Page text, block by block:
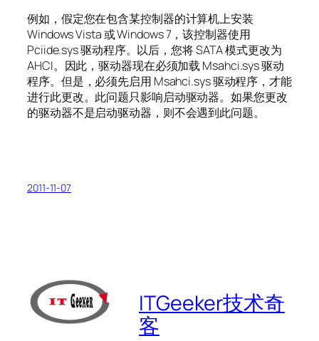
例如，假定您在包含某控制器的计算机上安装
Windows Vista 或 Windows 7，该控制器使用
Pciide.sys 驱动程序。以后，您将 SATA 模式更改为
AHCI。因此，驱动器现在必须加载 Msahci.sys 驱动
程序。但是，必须先启用 Msahci.sys 驱动程序，才能
进行此更改。此问题只影响启动驱动器。如果您更改
的驱动器不是启动驱动器，则不会遇到此问题。
2011-11-07
ITGeeker技术奇
客